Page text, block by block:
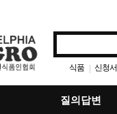
식품 | 신청서
질의답변